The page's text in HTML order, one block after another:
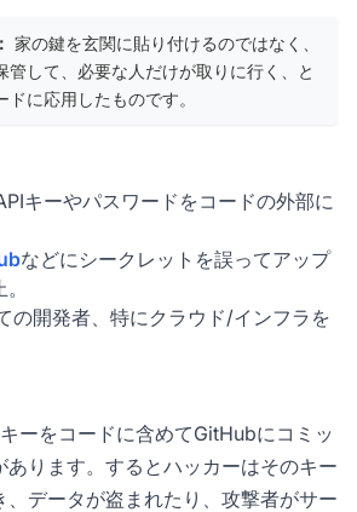
家の鍵を玄関に貼り付けるのではなく、
管して、必要な人だけが取りに行く、と
に応用したものです。
キーやパスワードをコードの外部に
などにシークレットを誤ってアップ
の開発者、特にクラウド/インフラを
ーをコードに含めてGitHubにコミッ
あります。するとハッカーはそのキー
、データが盗まれたり、攻撃者がサー